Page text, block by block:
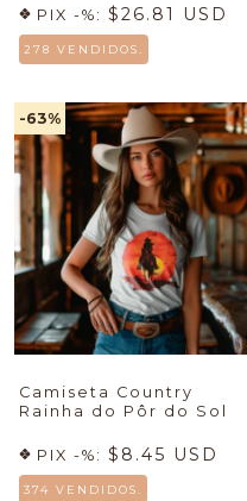
PIX -%: $26.81 USD
278 VENDIDOS.
-63%
Camiseta Country
Rainha do Pôr do Sol
PIX -%: $8.45 USD
374 VENDIDOS.